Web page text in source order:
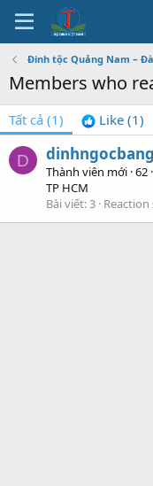
Đinh tộc Quảng Nam –
Members who
Tất cả (1) Like (1)
D dinhngocbang
Thành viên mới ·62 ·
TP HCM
Bài viết 3 Reaction